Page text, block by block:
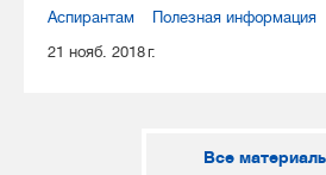
Аспирантам Полезная информация
21 нояб. 2018 г.
Все